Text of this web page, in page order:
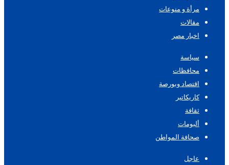
مرأة و منوعات
مقالات
اخبار مصر
سياسة
محافظات
اقتصاد وبورصة
كاريكاتير
ثقافة
ألبومات
صحافة المواطن
عاجل